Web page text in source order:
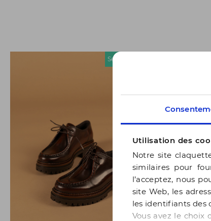
Utilisation des
Notre site
similaires pour
l’acceptez, nous
site Web, les
les identifiants des
Vous avez le choix
Seconde chance